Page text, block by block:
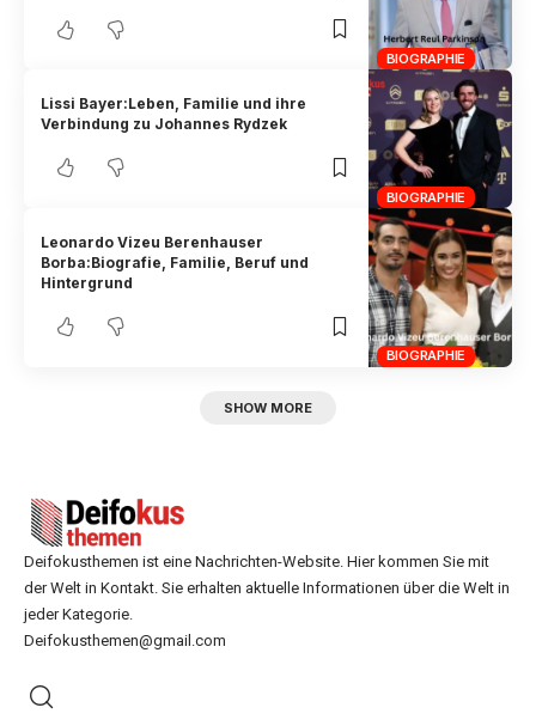
BIOGRAPHIE
BIOGRAPHIE
Lissi Bayer:Leben, Familie und ihre
Verbindung zu Johannes Rydzek
BIOGRAPHIE
Leonardo Vizeu Berenhauser
Borba:Biografie, Familie, Beruf und
Hintergrund
SHOW MORE
Deifokusthemen ist eine Nachrichten-Website. Hier kommen Sie mit
der Welt in Kontakt. Sie erhalten aktuelle Informationen über die Welt in
jeder Kategorie.
Deifokusthemen@gmail.com